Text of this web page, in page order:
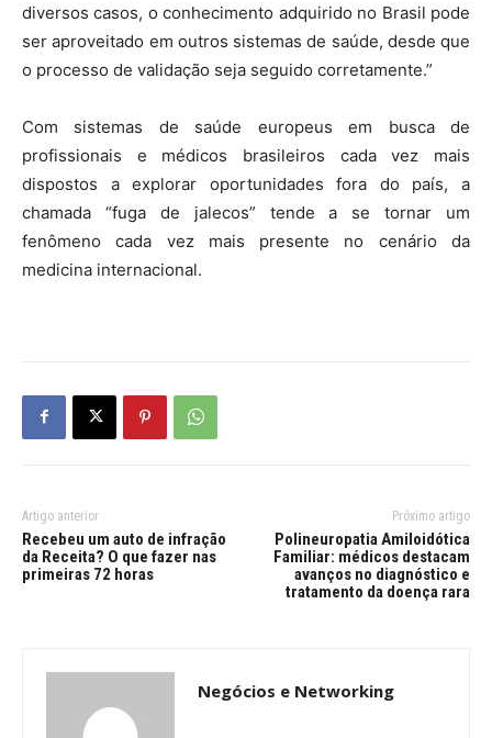
diversos casos, o conhecimento adquirido no Brasil pode
ser aproveitado em outros sistemas de saúde, desde que
o processo de validação seja seguido corretamente.”
Com sistemas de saúde europeus em busca de
profissionais e médicos brasileiros cada vez mais
dispostos a explorar oportunidades fora do país, a
chamada “fuga de jalecos” tende a se tornar um
fenômeno cada vez mais presente no cenário da
medicina internacional.
Artigo anterior
Recebeu um auto de infração
da Receita? O que fazer nas
primeiras 72 horas
Próximo artigo
Polineuropatia Amiloidótica
Familiar: médicos destacam
avanços no diagnóstico e
tratamento da doença rara
Negócios e Networking